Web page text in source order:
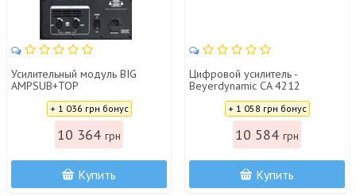
Усилительный модуль BIG
AMPSUB+TOP
600Wsub+2*250Wtop 8Ohm
+ 1 036 грн бонус
10 364 грн
Купить
Цифровой усилитель -
Beyerdynamic CA 4212
+ 1 058 грн бонус
10 584 грн
Купить